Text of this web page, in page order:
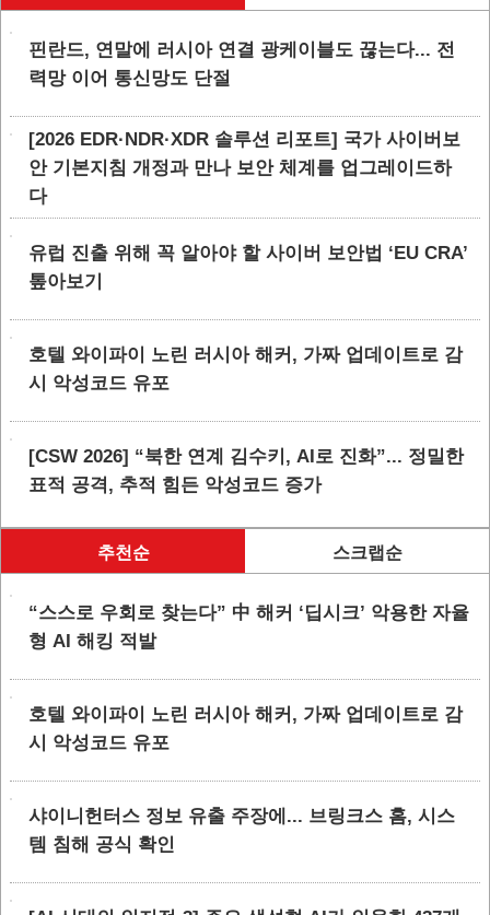
핀란드, 연말에 러시아 연결 광케이블도 끊는다... 전
력망 이어 통신망도 단절
[2026 EDR·NDR·XDR 솔루션 리포트] 국가 사이버보
안 기본지침 개정과 만나 보안 체계를 업그레이드하
다
유럽 진출 위해 꼭 알아야 할 사이버 보안법 ‘EU CRA’
톺아보기
호텔 와이파이 노린 러시아 해커, 가짜 업데이트로 감
시 악성코드 유포
[CSW 2026] “북한 연계 김수키, AI로 진화”... 정밀한
표적 공격, 추적 힘든 악성코드 증가
추천순 스크랩순
“스스로 우회로 찾는다” 中 해커 ‘딥시크’ 악용한 자율
형 AI 해킹 적발
호텔 와이파이 노린 러시아 해커, 가짜 업데이트로 감
시 악성코드 유포
샤이니헌터스 정보 유출 주장에... 브링크스 홈, 시스
템 침해 공식 확인